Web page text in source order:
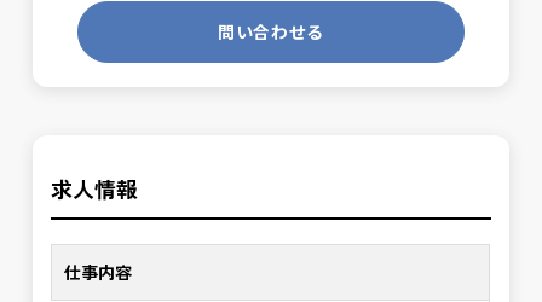
※道路・橋梁・トンネル等の経験者、ＣＡＤ経験者
優遇
発注者支援業務は、社会基盤を支える大切な仕事で
の環境で、私たちと一緒に未来を築いていきません
発注者側の立場で業務を行う、やりがいのあるお仕
事です。
長期的にお仕事が出来る方を募集しております。
✅ストレスのない、上下関係を気にしなくてもよい
職場環境
✅「仕事のやりがい」と「賃金」のバランスを大切
に致します。
問い合わせる
求人情報
仕事内容